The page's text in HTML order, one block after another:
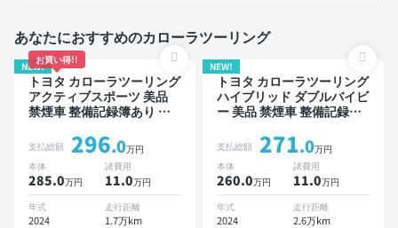
あなたにおすすめのカローラツーリング
NEW!
お買い得!!
トヨタ カローラツーリング
アクティブスポーツ 美品
禁煙車 整備記録簿あり デ
ビキットあり ブラインドス
ポットモニター オートクル
ーズ スマートキー ETC バ
ックモニター ドライブレコ
ーダー 衝突軽減
支払総額 296.0万円
本体
285.0万円
諸費用
11.0万円
年式
2024
走行距離
1.7万km
NEW!
トヨタ カローラツーリング
ハイブリッド ダブルバイビ
ー 美品 禁煙車 整備記録簿
オ ※ナビキットあり TV ブ
ラインドスポットモニター
オートクルーズ スマートキ
ー ETC バックモニター ド
ライブレコーダー 衝突軽減
支払総額 271.0万円
本体
260.0万円
諸費用
11.0万円
年式
2024
走行距離
2.6万km